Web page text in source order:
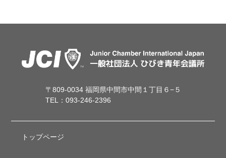
〒809-0034 福岡県中間市中間１丁目６−５
TEL：093-246-2396
トップページ